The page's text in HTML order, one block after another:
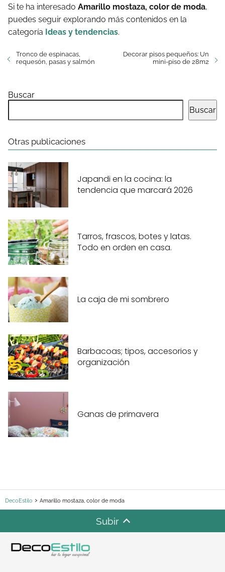
Si te ha interesado Amarillo mostaza, color de moda,
puedes seguir explorando más contenidos en la
categoría Ideas y tendencias.
Tronco de espinacas,
requesón, pasas y salmón
Decorar pisos pequeños: Un
mini-piso de 28m2
Buscar
Buscar
Otras publicaciones
Japandi en la cocina: la
tendencia que marcará 2026
Tarros, frascos, botes y latas.
Todo en orden en casa.
La caja de mi sombrero
Barbacoas; tipos, accesorios y
organización
Ganas de primavera
DecoEstilo Amarillo mostaza, color de moda
Subir